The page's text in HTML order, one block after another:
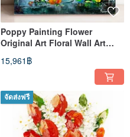
Poppy Painting Flower
Original Art Floral Wall Art
Pink Peonies In Vase 24x24 in
15,961฿
จัดส่งฟรี